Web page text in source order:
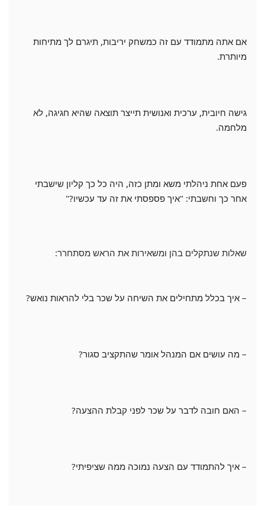
אם אתה מתמודד עם זה כמשחק יריבות, תיגרם לך מתיחות
מיותרת.
גישה חיובית, ערכית ואנושית תייצר תוצאה שהיא חגיגה, לא
מלחמה.
פעם אחת ניהלתי משא ומתן כזה, היה כל כך קליון שישבתי
אחר כך וחשבתי: "איך פספסתי את זה עד עכשיו?"
שאלות שנתקלים בהן ומשאירות את הראש מסתחרר:
– איך בכלל מתחילים את השיחה על שכר בלי להראות נואש?
– מה עושים אם המנהל אומר שהתקציב סגור?
– האם חובה לדבר על שכר לפני קבלת ההצעה?
– איך להתמודד עם הצעה נמוכה ממה שציפיתי?